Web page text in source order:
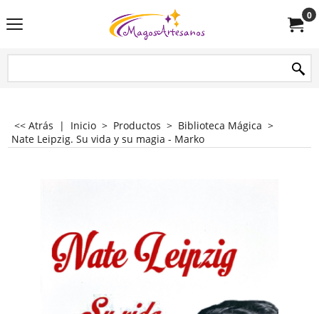
0
<< Atrás | Inicio > Productos > Biblioteca Mágica >
Nate Leipzig. Su vida y su magia - Marko